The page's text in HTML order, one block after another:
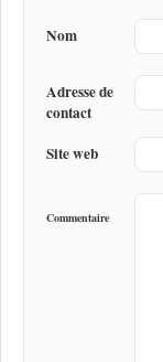
Nom
Adresse de
contact
Site web
Commentaire